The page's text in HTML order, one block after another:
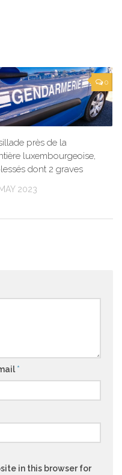
0
près de la
luxembourgeoise,
dont 2 graves
2023
*
in this browser for